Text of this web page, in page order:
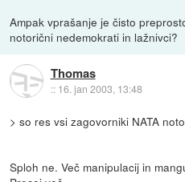
Ampak vprašanje je čisto
notorični nedemokrati in lažnivci?
Thomas
:: 16. jan 2003, 13:48
> so res vsi zagovorniki NATA
Sploh ne. Več manipulacij in